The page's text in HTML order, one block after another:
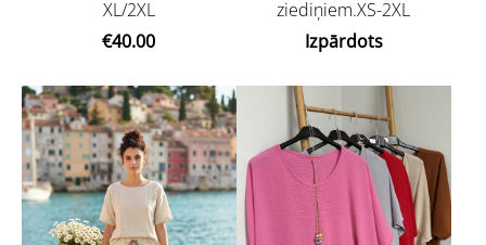
XL/2XL
€40.00
ziediņiem.XS-2XL
Izpārdots